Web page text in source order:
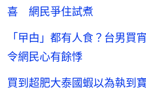
喜 網民爭住試煮
「曱甴」都有人食？台男
令網民心有餘悸
買到超肥大泰國蝦以為執到